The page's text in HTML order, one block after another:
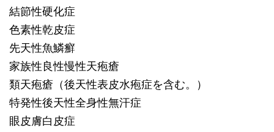
結節性硬化症
色素性乾皮症
先天性魚鱗癬
家族性良性慢性天疱瘡
類天疱瘡（後天性表皮水疱症を含む。）
特発性後天性全身性無汗症
眼皮膚白皮症